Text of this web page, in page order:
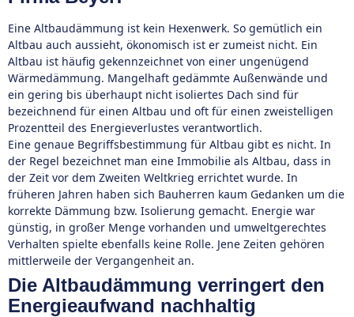
Eine Altbaudämmung ist kein Hexenwerk. So gemütlich ein
Altbau auch aussieht, ökonomisch ist er zumeist nicht. Ein
Altbau ist häufig gekennzeichnet von einer ungenügend
Wärmedämmung. Mangelhaft gedämmte Außenwände und
ein gering bis überhaupt nicht isoliertes Dach sind für
bezeichnend für einen Altbau und oft für einen zweistelligen
Prozentteil des Energieverlustes verantwortlich.
Eine genaue Begriffsbestimmung für Altbau gibt es nicht. In
der Regel bezeichnet man eine Immobilie als Altbau, dass in
der Zeit vor dem Zweiten Weltkrieg errichtet wurde. In
früheren Jahren haben sich Bauherren kaum Gedanken um die
korrekte Dämmung bzw. Isolierung gemacht. Energie war
günstig, in großer Menge vorhanden und umweltgerechtes
Verhalten spielte ebenfalls keine Rolle. Jene Zeiten gehören
mittlerweile der Vergangenheit an.
Die Altbaudämmung verringert den
Energieaufwand nachhaltig